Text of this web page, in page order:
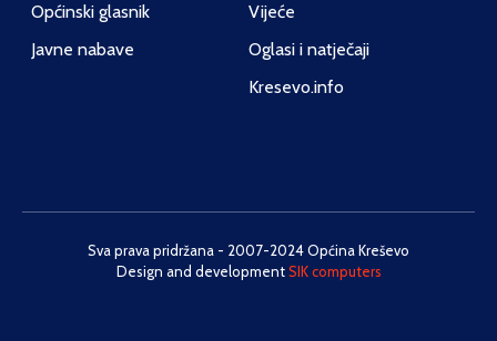
Općinski glasnik
Javne nabave
Vijeće
Oglasi i natječaji
Kresevo.info
Sva prava pridržana - 2007-2024 Općina Kreševo
Design and developmentSIK computers